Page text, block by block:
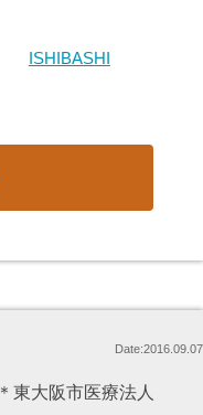
ISHIBASHI
Date:2016.09.07
東大阪市医療法人